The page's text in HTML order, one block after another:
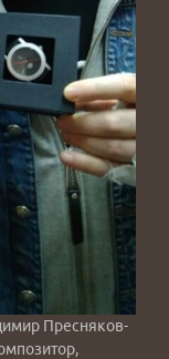
Пресняков-